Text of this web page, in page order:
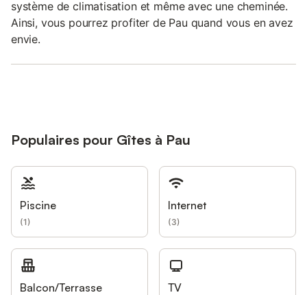
système de climatisation et même avec une cheminée.
Ainsi, vous pourrez profiter de Pau quand vous en avez
envie.
Populaires pour Gîtes à Pau
Piscine
(1)
Internet
(3)
Balcon/Terrasse TV